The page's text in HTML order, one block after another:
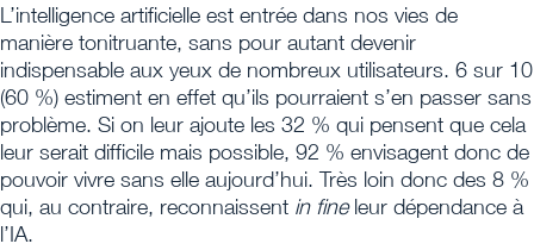
L’intelligence artificielle est entrée dans nos vies de
manière tonitruante, sans pour autant devenir
indispensable aux yeux de nombreux utilisateurs. 6 sur 10
(60 %) estiment en effet qu’ils pourraient s’en passer sans
problème. Si on leur ajoute les 32 % qui pensent que cela
leur serait difficile mais possible, 92 % envisagent donc de
pouvoir vivre sans elle aujourd’hui. Très loin donc des 8 %
qui, au contraire, reconnaissent in fineleur dépendance à
l’IA.